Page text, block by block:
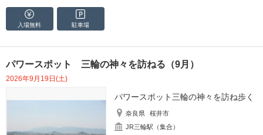
入場無料 駐車場
パワースポット 三輪の神々を訪ねる（9月）
2026年9月19日(土)
パワースポット三輪の神々を訪ね歩く
奈良県
桜井市
JR三輪駅（集合）